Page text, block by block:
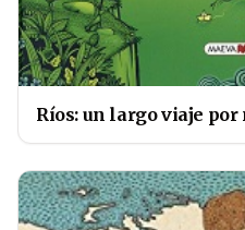
Ríos: un largo viaje por